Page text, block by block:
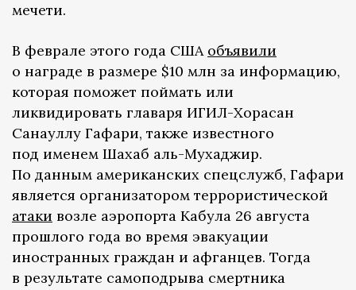
мечети.
В феврале этого года США объявили
о награде в размере $10 млн за информацию,
которая поможет поймать или
ликвидировать главаря ИГИЛ-Хорасан
Санауллу Гафари, также известного
под именем Шахаб аль-Мухаджир.
По данным американских спецслужб, Гафари
является организатором террористической
атаки возле аэропорта Кабула 26 августа
прошлого года во время эвакуации
иностранных граждан и афганцев. Тогда
в результате самоподрыва смертника